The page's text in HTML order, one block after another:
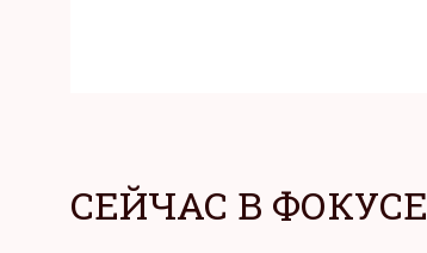
СЕЙЧАС В ФОКУСЕ